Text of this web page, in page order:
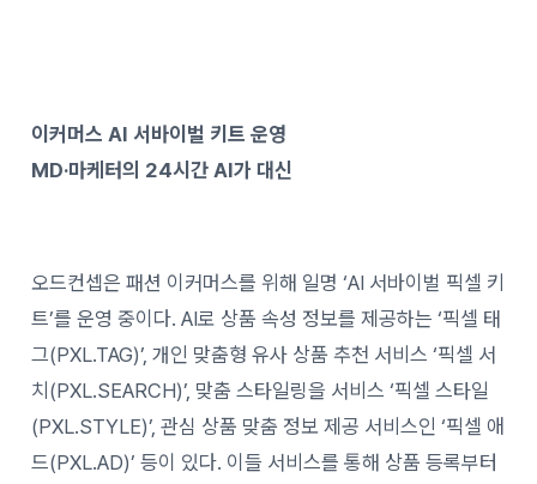
이커머스 AI 서바이벌 키트 운영
MD·마케터의 24시간 AI가 대신
오드컨셉은 패션 이커머스를 위해 일명 ‘AI 서바이벌 픽셀 키
트’를 운영 중이다. AI로 상품 속성 정보를 제공하는 ‘픽셀 태
그(PXL.TAG)’, 개인 맞춤형 유사 상품 추천 서비스 ‘픽셀 서
치(PXL.SEARCH)’, 맞춤 스타일링을 서비스 ‘픽셀 스타일
(PXL.STYLE)’, 관심 상품 맞춤 정보 제공 서비스인 ‘픽셀 애
드(PXL.AD)’ 등이 있다. 이들 서비스를 통해 상품 등록부터